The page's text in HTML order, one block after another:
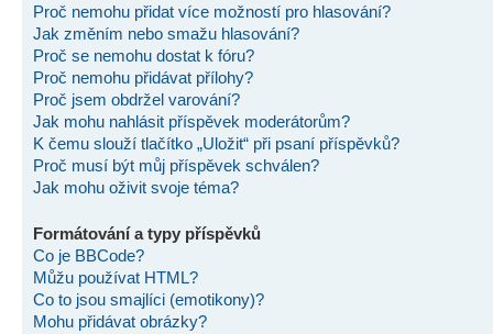
Proč nemohu přidat více možností pro hlasování?
Jak změním nebo smažu hlasování?
Proč se nemohu dostat k fóru?
Proč nemohu přidávat přílohy?
Proč jsem obdržel varování?
Jak mohu nahlásit příspěvek moderátorům?
K čemu slouží tlačítko „Uložit“ při psaní příspěvků?
Proč musí být můj příspěvek schválen?
Jak mohu oživit svoje téma?
Formátování a typy příspěvků
Co je BBCode?
Můžu používat HTML?
Co to jsou smajlíci (emotikony)?
Mohu přidávat obrázky?